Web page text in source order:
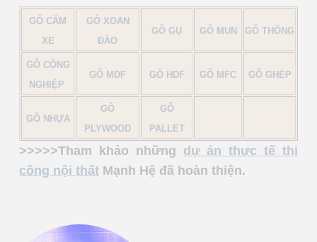
GỖ CĂM
XE
GỖ XOAN
ĐÀO
GỖ GỤ GỖ MUN GỖ THÔNG
GỖ CÔNG
NGHIỆP
GỖ MDF GỖ HDF GỖ MFC GỖ GHÉP
GỖ NHỰA
GỖ
PLYWOOD
GỖ
PALLET
>>>>>Tham khảo những dự án thực tế thi
công nội thất Mạnh Hệ đã hoàn thiện.